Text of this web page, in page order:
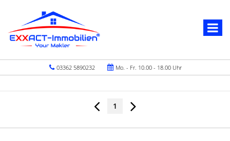
03362 5890232 Mo. - Fr. 10.00 - 18.00 Uhr
1